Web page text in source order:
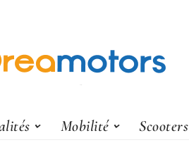
Mobilité Scooters